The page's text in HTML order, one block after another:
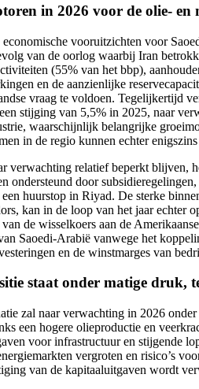
in 2026 voor de olie- en
vooruitzichten voor
van de oorlog waarbij Iran
(55% van het bbp),
en de aanzienlijke
vraag te voldoen. Tegelijkertijd
stijging van 5,5% in 2025, naar
waarschijnlijk belangrijke
in de regio kunnen echter
verwachting relatief beperkt blijven,
ondersteund door
huurstop in Riyad. De sterke
kan in de loop van het jaar echter
de wisselkoers aan de
Saoedi-Arabië vanwege het
en de winstmarges van
staat onder matige druk,
zal naar verwachting in 2026
een hogere olieproductie en
voor infrastructuur en stijgende
vergroten en risico’s
van de kapitaaluitgaven wordt